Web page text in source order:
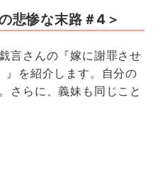
悲惨な末路＃4＞
言さんの『嫁に謝罪させ
』を紹介します。自分の
さらに、義妹も同じこと